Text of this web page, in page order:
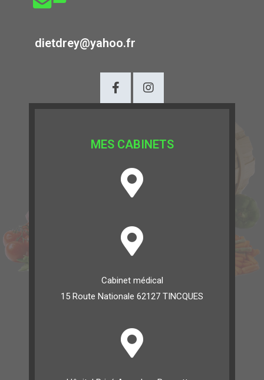
dietdrey@yahoo.fr
MES CABINETS
Cabinet médical
15 Route Nationale 62127 TINCQUES